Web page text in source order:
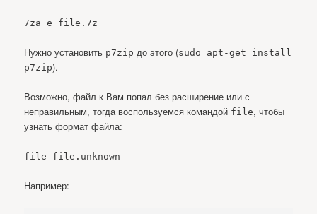
7za e file.7z
Нужно установить p7zip до этого (sudo apt-get install
p7zip).
Возможно, файл к Вам попал без расширение или с
неправильным, тогда воспользуемся командой file, чтобы
узнать формат файла:
file file.unknown
Например: